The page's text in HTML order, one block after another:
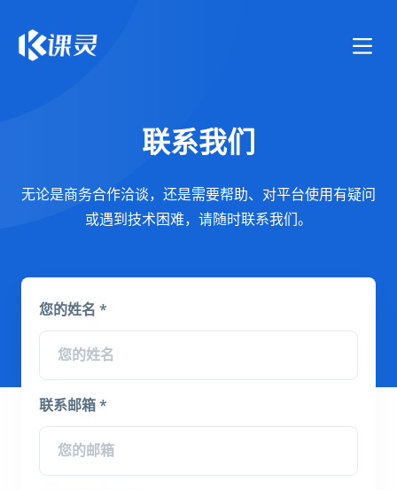
联系我们
无论是商务合作洽谈，还是需要帮助、对平台使用有疑问
或遇到技术困难，请随时联系我们。
您的姓名 *
联系邮箱 *